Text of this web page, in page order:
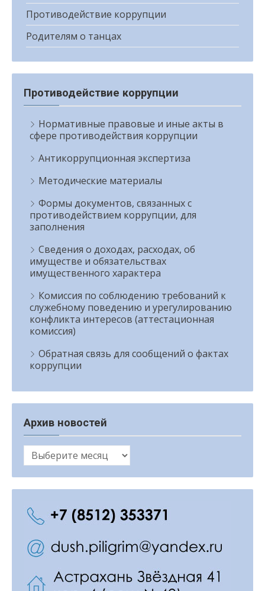
Противодействие коррупции
Родителям о танцах
Противодействие коррупции
Нормативные правовые и иные акты в
сфере противодействия коррупции
Антикоррупционная экспертиза
Методические материалы
Формы документов, связанных с
противодействием коррупции, для
заполнения
Сведения о доходах, расходах, об
имуществе и обязательствах
имущественного характера
Комиссия по соблюдению требований к
служебному поведению и урегулированию
конфликта интересов (аттестационная
комиссия)
Обратная связь для сообщений о фактах
коррупции
Архив новостей
Архив
новостей